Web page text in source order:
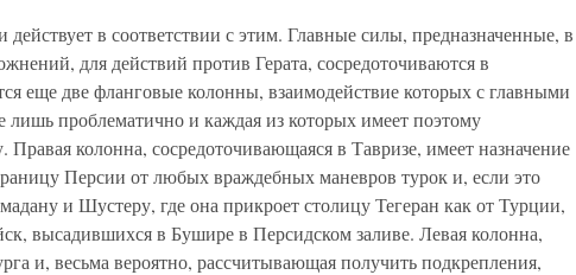
действует в соответствии с этим. Главные силы, предназначенные, в
для действий против Герата, сосредоточиваются в
еще две фланговые колонны, взаимодействие которых с главными
лишь проблематично и каждая из которых имеет поэтому
Правая колонна, сосредоточивающаяся в Тавризе, имеет назначение
Персии от любых враждебных маневров турок и, если это
и Шустеру, где она прикроет столицу Тегеран как от Турции,
высадившихся в Бушире в Персидском заливе. Левая колонна,
и, весьма вероятно, рассчитывающая получить подкрепления,